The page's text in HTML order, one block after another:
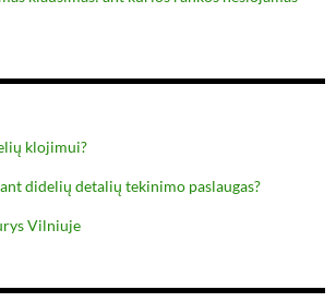
klojimui?
didelių detalių tekinimo paslaugas?
Vilniuje